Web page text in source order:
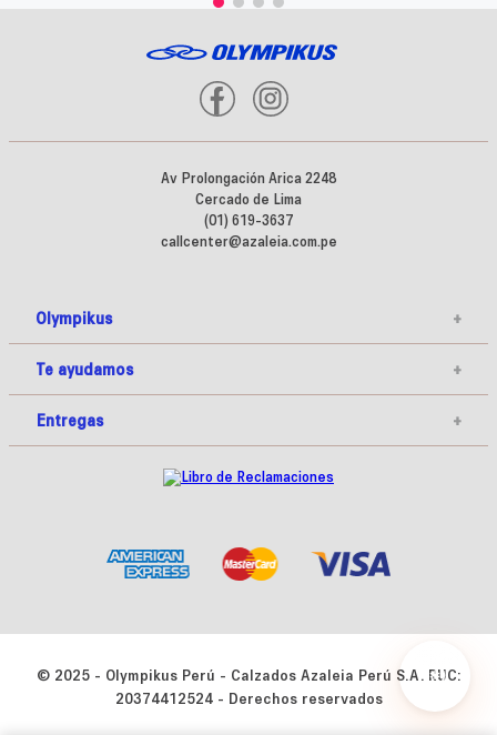
Av Prolongación Arica 2248
Cercado de Lima
(01) 619-3637
callcenter@azaleia.com.pe
Olympikus +
Te ayudamos +
Entregas +
© 2025 - Olympikus Perú - Calzados Azaleia Perú S.A. RUC:
20374412524 - Derechos reservados